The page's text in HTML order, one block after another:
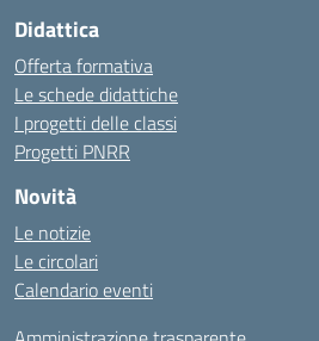
Didattica
Offerta formativa
Le schede didattiche
I progetti delle classi
Progetti PNRR
Novità
Le notizie
Le circolari
Calendario eventi